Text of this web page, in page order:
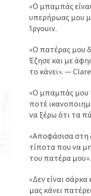
«Ο μπαμπάς
υπερήρωας μου
Ίργουιν.
«Ο πατέρας μου
Έζησε και με
το κάνει». —
«Ο μπαμπάς μου
ποτέ
να ξέρω ότι τα
«Αποφάσισα στη
τίποτα που να
του πατέρα
«Δεν είναι
μας κάνει